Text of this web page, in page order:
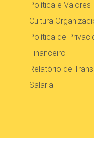
Política e Valores
Cultura
Política de
Financeiro
Relatório de
Salarial